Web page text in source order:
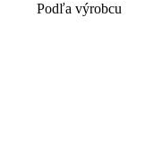
Podľa výrobcu